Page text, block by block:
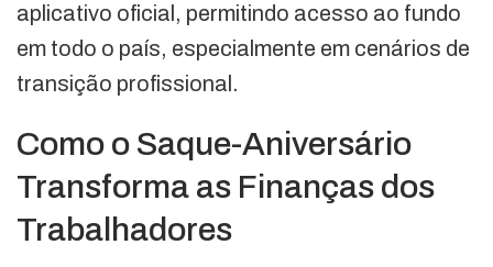
aplicativo oficial, permitindo acesso ao fundo
em todo o país, especialmente em cenários de
transição profissional.
Como o Saque-Aniversário
Transforma as Finanças dos
Trabalhadores